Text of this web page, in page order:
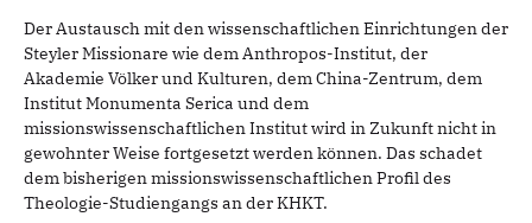
Der Austausch mit den wissenschaftlichen Einrichtungen der
Steyler Missionare wie dem Anthropos-Institut, der
Akademie Völker und Kulturen, dem China-Zentrum, dem
Institut Monumenta Serica und dem
missionswissenschaftlichen Institut wird in Zukunft nicht in
gewohnter Weise fortgesetzt werden können. Das schadet
dem bisherigen missionswissenschaftlichen Profil des
Theologie-Studiengangs an der KHKT.